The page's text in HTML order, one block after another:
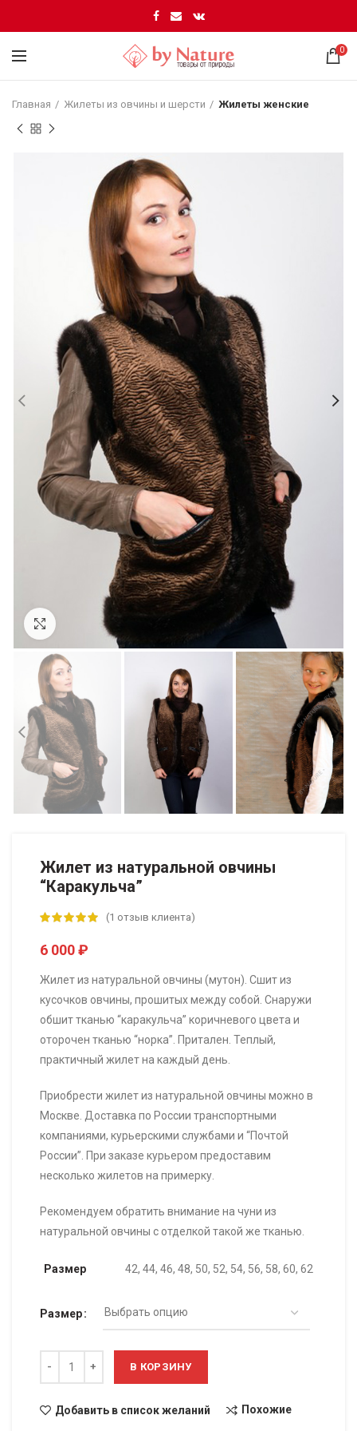
0
Главная Жилеты из овчины и шерсти Жилеты женские
Увеличить
Жилет из натуральной овчины
“Каракульча”
(1 отзыв клиента)
6 000₽
Жилет из натуральной овчины (мутон). Сшит из
кусочков овчины, прошитых между собой. Снаружи
обшит тканью “каракульча” коричневого цвета и
оторочен тканью “норка”. Притален. Теплый,
практичный жилет на каждый день.
Приобрести жилет из натуральной овчины можно в
Москве. Доставка по России транспортными
компаниями, курьерскими службами и “Почтой
России”. При заказе курьером предоставим
несколько жилетов на примерку.
Рекомендуем обратить внимание на чуни из
натуральной овчины с отделкой такой же тканью.
Размер 42, 44, 46, 48, 50, 52, 54, 56, 58, 60, 62
Размер
В КОРЗИНУ
Добавить в список желаний Похожие